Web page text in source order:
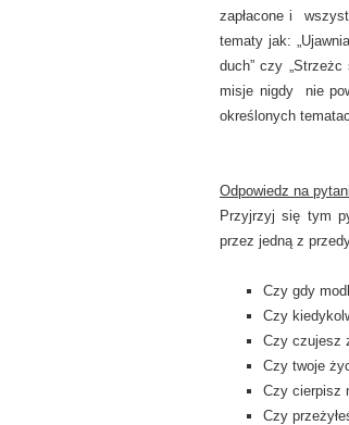
zapłacone i
tematy jak:
duch” czy
misje nigdy nie
określonych
Odpowiedz na
Przyjrzyj się tym
przez jedną z
Czy gdy
Czy
Czy czujesz
Czy twoje
Czy cierpisz
Czy